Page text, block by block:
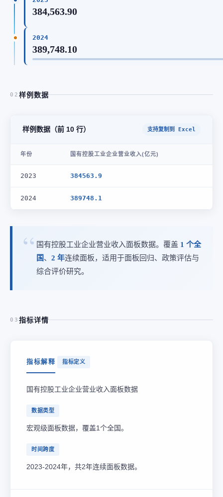
384,563.90
2024
389,748.10
02 样例数据
样例数据（前 10 行） 支持复制到 Excel
年份 国有控股工业企业营业收入(亿元)
2023 384563.9
2024 389748.1
国有控股工业企业营业收入面板数据。覆盖 1 个全
国、 2 年连续面板，适用于面板回归、政策评估与
综合评价研究。
03 指标详情
指标解释 指标定义
国有控股工业企业营业收入面板数据
数据类型
宏观级面板数据，覆盖1个全国。
时间跨度
2023-2024年，共2年连续面板数据。